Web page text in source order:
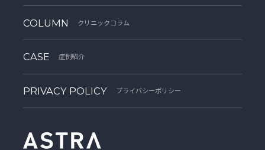
COLUMN クリニックコラム
CASE 症例紹介
PRIVACY POLICY プライバシーポリシー